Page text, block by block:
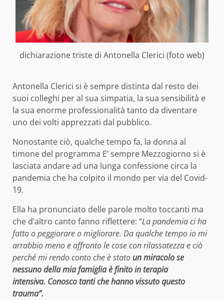
dichiarazione triste di Antonella Clerici (foto web)
Antonella Clerici si è sempre distinta dal resto dei
suoi colleghi per al sua simpatia, la sua sensibilità e
la sua enorme professionalità tanto da diventare
uno dei volti apprezzati dal pubblico.
Nonostante ciò, qualche tempo fa, la donna al
timone del programma E’ sempre Mezzogiorno si è
lasciata andare ad una lunga confessione circa la
pandemia che ha colpito il mondo per via del Covid-
19.
Ella ha pronunciato delle parole molto toccanti ma
che d’altro canto fanno riflettere: “La pandemia ci ha
fatto o peggiorare o migliorare. Da qualche tempo io mi
arrabbio meno e affronto le cose con rilassatezza e ciò
perché mi rendo conto che è stato un miracolo se
nessuno della mia famiglia è finito in terapia
intensiva. Conosco tanti che hanno vissuto questo
trauma”.